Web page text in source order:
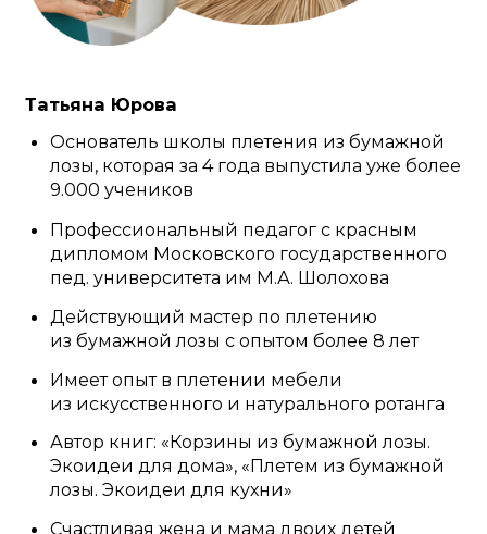
банков и даже врачи
и «отключить голову», на работе стресс
и нервы, а тут можно расслабиться
и поработать руками
флористы, увлеченные садоводы и т. п.
ведь они могут своим руками создать
красивые кашпо, корзины, ящики
и подставки для дополнения своих
цветочных и садовых композиций
мамы малышей —они могут сделать
экологичные, прочные и милые корзины
для игрушек, каталки, и при желании